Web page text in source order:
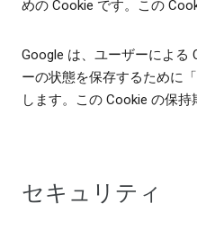
めの Cookie です。この
Google は、ユーザーによる
ーの状態を保存するために
します。この Cookie の保持
セキュリティ